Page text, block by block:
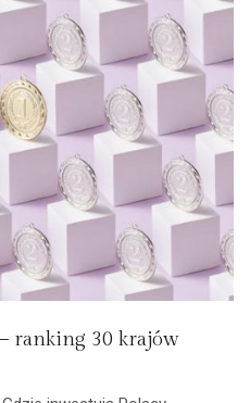
ranking 30 krajów